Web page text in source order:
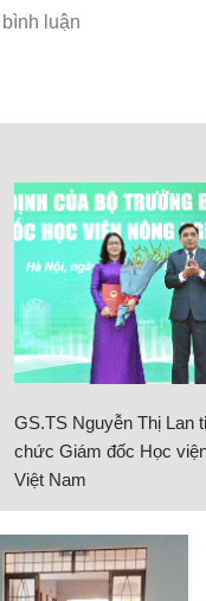
GS.TS Nguyễn Thị Lan
chức Giám đốc Học
Việt Nam